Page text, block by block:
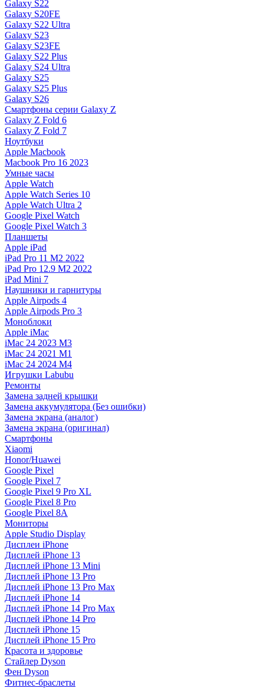
Galaxy S22
Galaxy S20FE
Galaxy S22 Ultra
Galaxy S23
Galaxy S23FE
Galaxy S22 Plus
Galaxy S24 Ultra
Galaxy S25
Galaxy S25 Plus
Galaxy S26
Смартфоны серии Galaxy Z
Galaxy Z Fold 6
Galaxy Z Fold 7
Ноутбуки
Apple Macbook
Macbook Pro 16 2023
Умные часы
Apple Watch
Apple Watch Series 10
Apple Watch Ultra 2
Google Pixel Watch
Google Pixel Watch 3
Планшеты
Apple iPad
iPad Pro 11 M2 2022
iPad Pro 12.9 M2 2022
iPad Mini 7
Наушники и гарнитуры
Apple Airpods 4
Apple Airpods Pro 3
Моноблоки
Apple iMac
iMac 24 2023 M3
iMac 24 2021 M1
iMac 24 2024 M4
Игрушки Labubu
Ремонты
Замена задней крышки
Замена аккумулятора (Без ошибки)
Замена экрана (аналог)
Замена экрана (оригинал)
Смартфоны
Xiaomi
Honor/Huawei
Google Pixel
Google Pixel 7
Google Pixel 9 Pro XL
Google Pixel 8 Pro
Google Pixel 8A
Мониторы
Apple Studio Display
Дисплеи iPhone
Дисплей iPhone 13
Дисплей iPhone 13 Mini
Дисплей iPhone 13 Pro
Дисплей iPhone 13 Pro Max
Дисплей iPhone 14
Дисплей iPhone 14 Pro Max
Дисплей iPhone 14 Pro
Дисплей iPhone 15
Дисплей iPhone 15 Pro
Красота и здоровье
Стайлер Dyson
Фен Dyson
Фитнес-браслеты